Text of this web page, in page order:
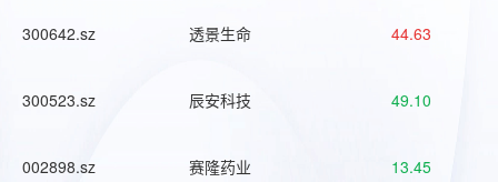
300642.sz 透景生命 44.63
300523.sz 辰安科技 49.10
002898.sz 赛隆药业 13.45